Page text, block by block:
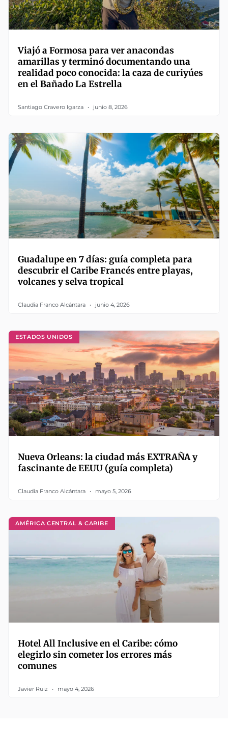
Viajó a Formosa para ver anacondas
amarillas y terminó documentando una
realidad poco conocida: la caza de curiyúes
en el Bañado La Estrella
Santiago Cravero Igarza junio 8, 2026
Guadalupe en 7 días: guía completa para
descubrir el Caribe Francés entre playas,
volcanes y selva tropical
Claudia Franco Alcántara junio 4, 2026
ESTADOS UNIDOS
Nueva Orleans: la ciudad más EXTRAÑA y
fascinante de EEUU (guía completa)
Claudia Franco Alcántara mayo 5, 2026
AMÉRICA CENTRAL & CARIBE
Hotel All Inclusive en el Caribe: cómo
elegirlo sin cometer los errores más
comunes
Javier Ruiz mayo 4, 2026